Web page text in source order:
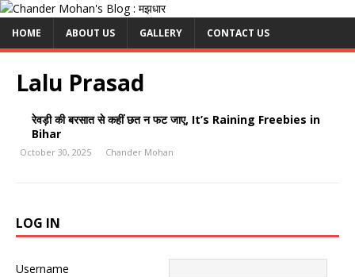
HOME ABOUT US GALLERY CONTACT US
Lalu Prasad
रेवड़ी की बरसात से कहीं छत न फट जाए, It’s Raining Freebies in
Bihar
October 30, 2025 Chander Mohan
LOG IN
Username